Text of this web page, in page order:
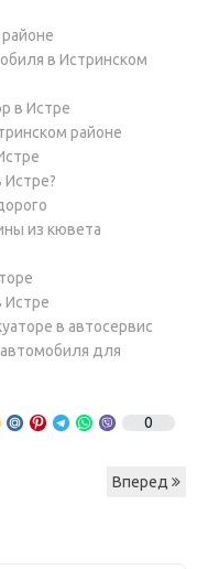
в Истринском
в Истре
районе
из кювета
Истре
в автосервис
для
0
Вперед